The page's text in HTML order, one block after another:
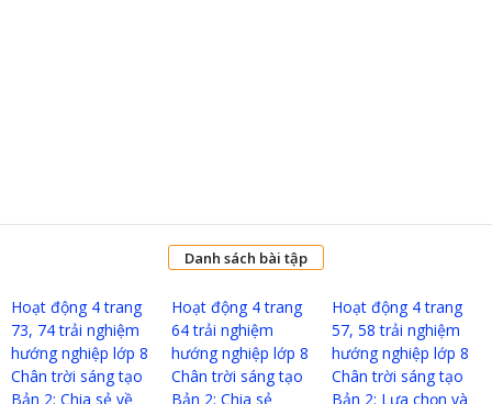
Danh sách bài tập
Hoạt động 4 trang
73, 74 trải nghiệm
hướng nghiệp lớp 8
Chân trời sáng tạo
Bản 2: Chia sẻ về
Hoạt động 4 trang
64 trải nghiệm
hướng nghiệp lớp 8
Chân trời sáng tạo
Bản 2: Chia sẻ
Hoạt động 4 trang
57, 58 trải nghiệm
hướng nghiệp lớp 8
Chân trời sáng tạo
Bản 2: Lựa chọn và